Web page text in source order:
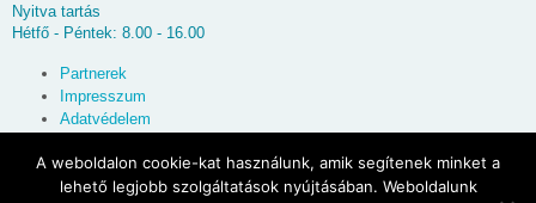
Nyitva tartás
Hétfő - Péntek: 8.00 - 16.00
Partnerek
Impresszum
Adatvédelem
A weboldalon cookie-kat használunk, amik segítenek minket a
lehető legjobb szolgáltatások nyújtásában. Weboldalunk